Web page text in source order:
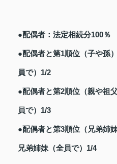
●配偶者：法定相続分100％
●配偶者と第1順位（子や孫
員で）1/2
●配偶者と第2順位（親や祖
員で）1/3
●配偶者と第3順位（兄弟姉
兄弟姉妹（全員で）1/4